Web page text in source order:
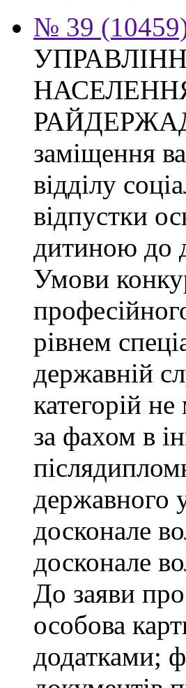
№ 39 (10459)
заміщення
відділу
відпустки
дитиною до
Умови
рівнем
державній
категорій
за фахом в
державного
досконале
досконале
До заяви
особова
додатками;